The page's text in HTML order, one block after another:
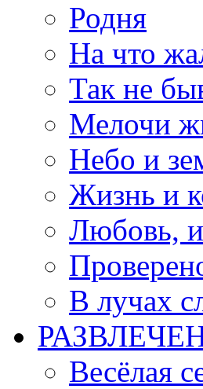
Родня
На что
Так не
Мелочи
Небо и
Жизнь и
Любовь,
В лучах
Весёлая